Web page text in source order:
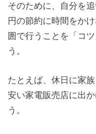
そのために、自分を
円の節約に時間をか
囲で行うことを「コ
う。
たとえば、休日に家
安い家電販売店に出
う。